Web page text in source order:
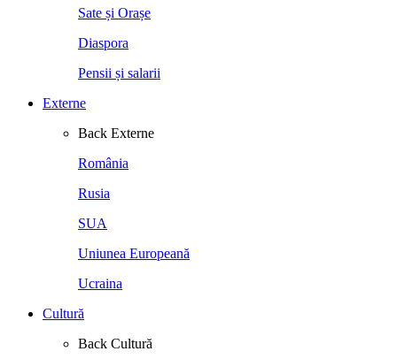
Sate și Orașe
Diaspora
Pensii și salarii
Externe
Back Externe
România
Rusia
SUA
Uniunea Europeană
Ucraina
Cultură
Back Cultură